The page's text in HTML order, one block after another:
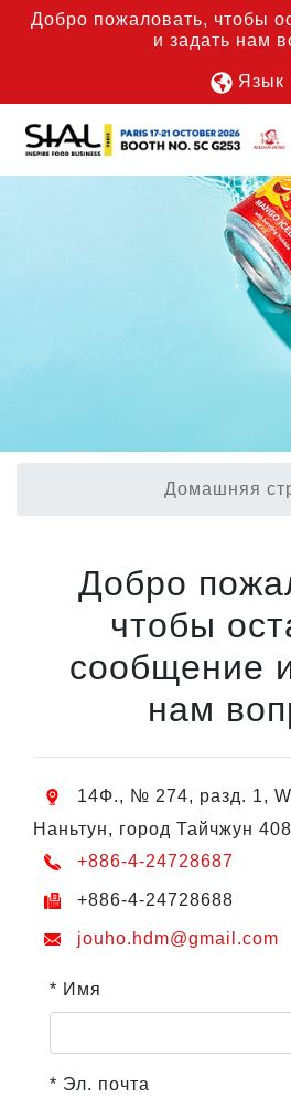
Добро пожаловать, чтобы
и задать нам
Язык
Домашняя
Добро
чтобы
сообщение
нам
14Ф., № 274, разд. 1,
Наньтун, город Тайчжун
+886-4-24728687
+886-4-24728688
jouho.hdm@gmail.com
* Имя
* Эл. почта